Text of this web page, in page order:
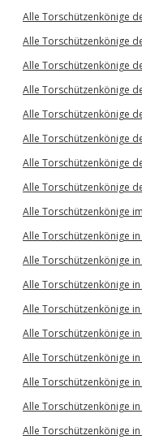
Alle Torschützenkönige
Alle Torschützenkönige
Alle Torschützenkönige
Alle Torschützenkönige
Alle Torschützenkönige
Alle Torschützenkönige
Alle Torschützenkönige
Alle Torschützenkönige
Alle Torschützenkönige
Alle Torschützenkönige
Alle Torschützenkönige
Alle Torschützenkönige in
Alle Torschützenkönige
Alle Torschützenkönige in
Alle Torschützenkönige
Alle Torschützenkönige
Alle Torschützenkönige
Alle Torschützenkönige